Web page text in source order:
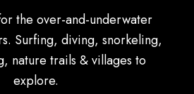
the over-and-underwater
Surfing, diving, snorkeling,
nature trails & villages to
explore.